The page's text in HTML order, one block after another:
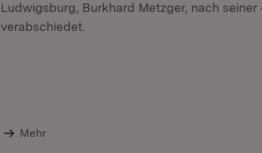
Ludwigsburg, Burkhard Metzger, nach
verabschiedet.
Mehr